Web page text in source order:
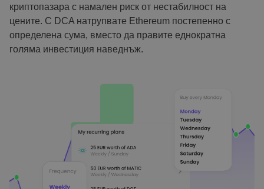
криптопазара с намален риск от нестабилност на
цените. С DCA натрупвате Ethereum постепенно с
определена сума, вместо да правите еднократна
голяма инвестиция наведнъж.